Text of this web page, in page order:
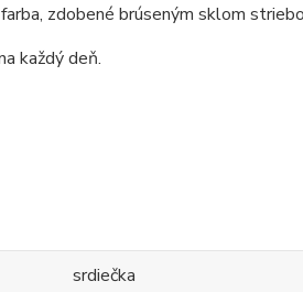
zdobené brúseným sklom
každý deň.
srdiečka